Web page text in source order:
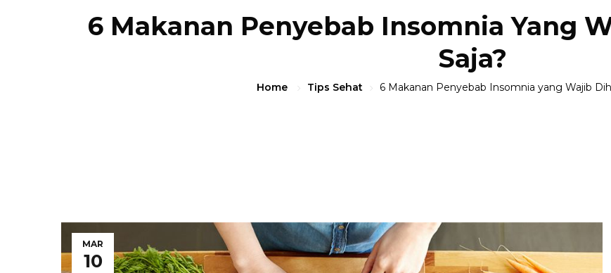
6 Makanan Penyebab Insomnia Yang
Saja?
Home Tips Sehat 6 Makanan Penyebab Insomnia yang Wajib
MAR
10